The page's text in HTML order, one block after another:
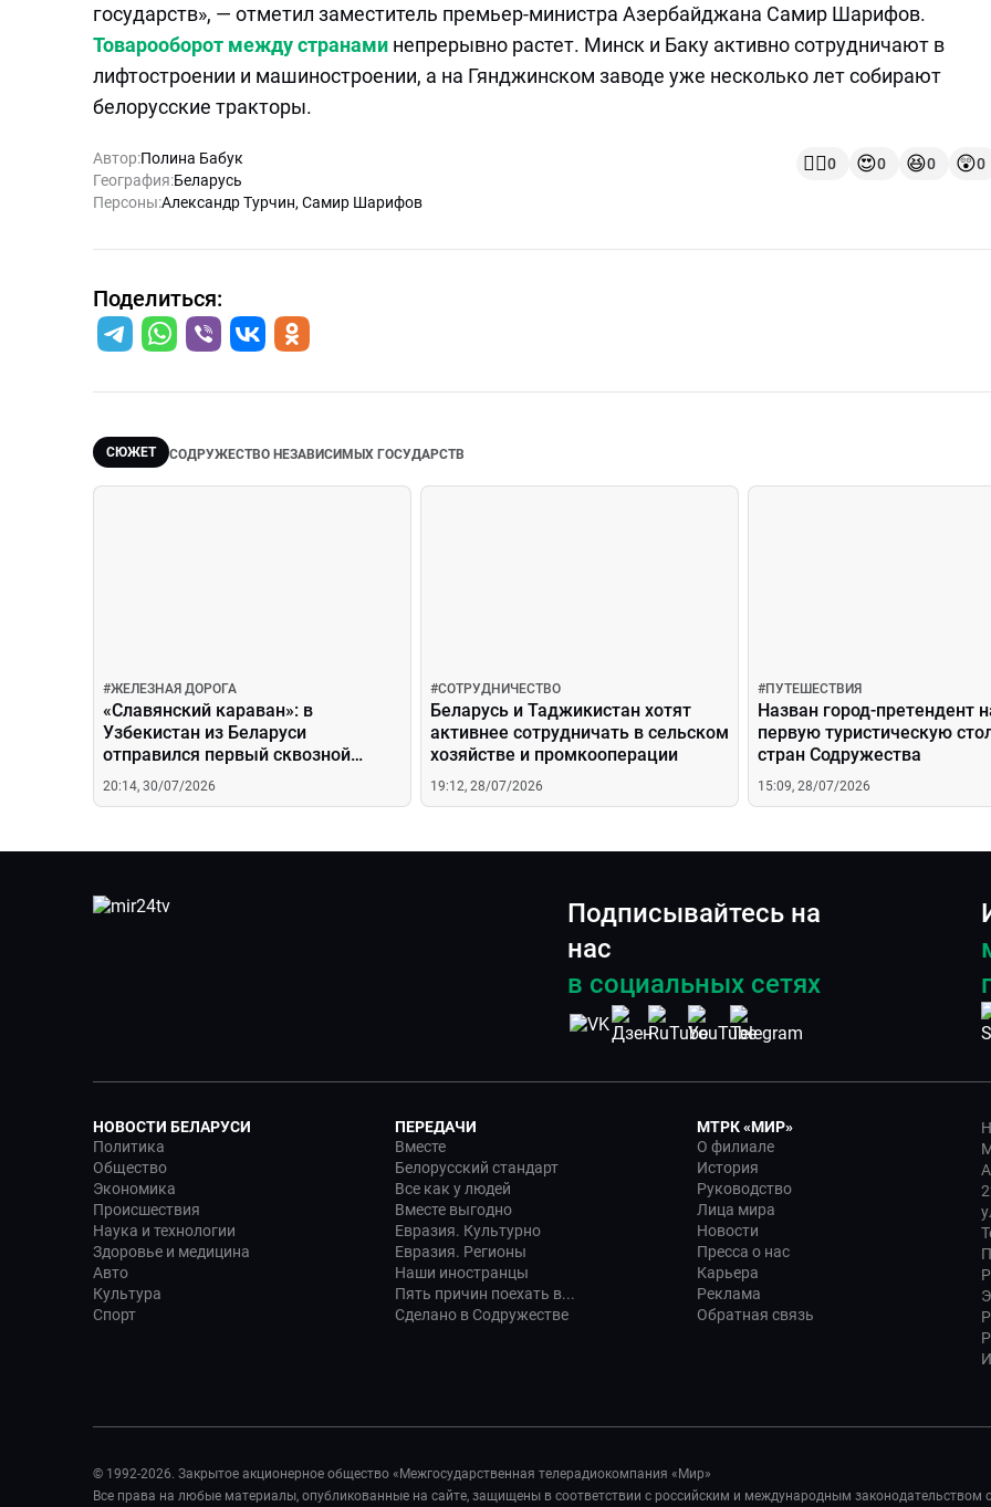
государств», — отметил заместитель премьер-министра Азербайджана Самир Шарифов.
Товарооборот между странами непрерывно растет. Минск и Баку активно сотрудничают в
лифтостроении и машиностроении, а на Гянджинском заводе уже несколько лет собирают
белорусские тракторы.
Автор:Полина Бабук
География:Беларусь
Персоны:Александр Турчин, Самир Шарифов
👍🏻0 😍0 😆0 😲0
Поделиться:
СЮЖЕТ СОДРУЖЕСТВО НЕЗАВИСИМЫХ ГОСУДАРСТВ
#ЖЕЛЕЗНАЯ ДОРОГА
«Славянский караван»: в
Узбекистан из Беларуси
отправился первый сквозной
поезд, какие возможности он
дает?
20:14, 30/07/2026
#СОТРУДНИЧЕСТВО
Беларусь и Таджикистан хотят
активнее сотрудничать в сельском
хозяйстве и промкооперации
19:12, 28/07/2026
#ПУТЕШЕСТВИЯ
Назван город-претендент
первую туристическую
стран Содружества
15:09, 28/07/2026
Подписывайтесь на
нас
в социальных сетях
НОВОСТИ БЕЛАРУСИ
Политика
Общество
Экономика
Происшествия
Наука и технологии
Здоровье и медицина
Авто
Культура
Спорт
ПЕРЕДАЧИ
Вместе
Белорусский стандарт
Все как у людей
Вместе выгодно
Евразия. Культурно
Евразия. Регионы
Наши иностранцы
Пять причин поехать в...
Сделано в Содружестве
МТРК «МИР»
О филиале
История
Руководство
Лица мира
Новости
Пресса о нас
Карьера
Реклама
Обратная связь
© 1992-2026. Закрытое акционерное общество «Межгосударственная телерадиокомпания «Мир»
Все права на любые материалы, опубликованные на сайте, защищены в соответствии с российским и международным законодательством